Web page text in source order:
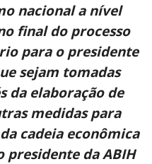
nacional a nível
final do processo
para o presidente
sejam tomadas
da elaboração de
medidas para
cadeia econômica
da ABIH